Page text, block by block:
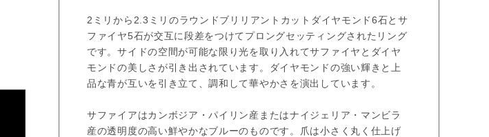
2ミリから2.3ミリのラウンドブリリアントカットダイヤモンド6石とサ
ファイヤ5石が交互に段差をつけてプロングセッティングされたリング
です。サイドの空間が可能な限り光を取り入れてサファイヤとダイヤ
モンドの美しさが引き出されています。ダイヤモンドの強い輝きと上
品な青が互いを引き立て、調和して華やかさを演出しています。
サファイアはカンボジア・パイリン産またはナイジェリア・マンビラ
産の透明度の高い鮮やかなブルーのものです。爪は小さく丸く仕上げ